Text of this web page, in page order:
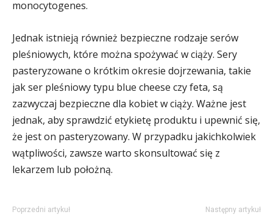
monocytogenes.
Jednak istnieją również bezpieczne rodzaje serów
pleśniowych, które można spożywać w ciąży. Sery
pasteryzowane o krótkim okresie dojrzewania, takie
jak ser pleśniowy typu blue cheese czy feta, są
zazwyczaj bezpieczne dla kobiet w ciąży. Ważne jest
jednak, aby sprawdzić etykietę produktu i upewnić się,
że jest on pasteryzowany. W przypadku jakichkolwiek
wątpliwości, zawsze warto skonsultować się z
lekarzem lub położną.
Poprzedni artykuł Następny artykuł